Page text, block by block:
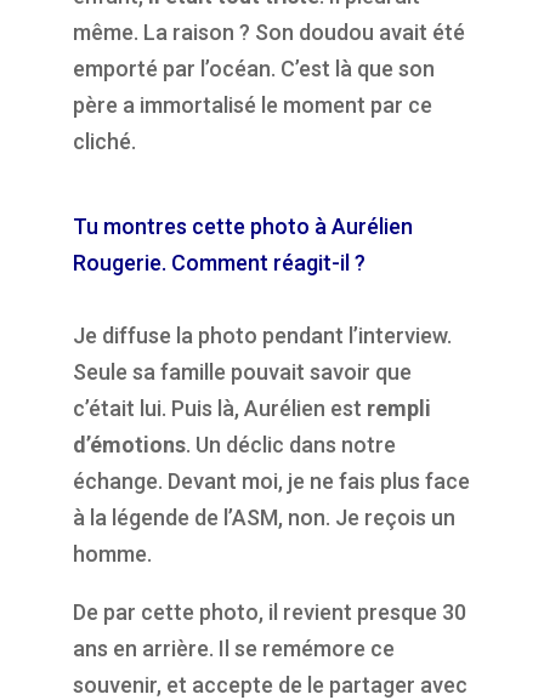
même. La raison ? Son doudou avait été
emporté par l’océan. C’est là que son
père a immortalisé le moment par ce
cliché.
Tu montres cette photo à Aurélien
Rougerie. Comment réagit-il ?
Je diffuse la photo pendant l’interview.
Seule sa famille pouvait savoir que
c’était lui. Puis là, Aurélien est rempli
d’émotions. Un déclic dans notre
échange. Devant moi, je ne fais plus face
à la légende de l’ASM, non. Je reçois un
homme.
De par cette photo, il revient presque 30
ans en arrière. Il se remémore ce
souvenir, et accepte de le partager avec